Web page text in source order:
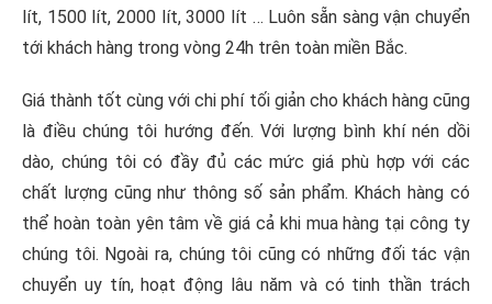
lít, 1500 lít, 2000 lít, 3000 lít … Luôn sẵn sàng vận chuyển
tới khách hàng trong vòng 24h trên toàn miền Bắc.
Giá thành tốt cùng với chi phí tối giản cho khách hàng cũng
là điều chúng tôi hướng đến. Với lượng bình khí nén dồi
dào, chúng tôi có đầy đủ các mức giá phù hợp với các
chất lượng cũng như thông số sản phẩm. Khách hàng có
thể hoàn toàn yên tâm về giá cả khi mua hàng tại công ty
chúng tôi. Ngoài ra, chúng tôi cũng có những đối tác vận
chuyển uy tín, hoạt động lâu năm và có tinh thần trách